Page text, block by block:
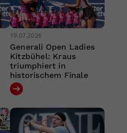
19.07.2026
Generali Open Ladies
Kitzbühel: Kraus
triumphiert in
historischem Finale